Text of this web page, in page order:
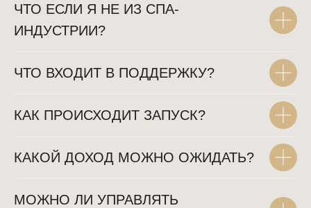
ЧТО ЕСЛИ Я НЕ ИЗ СПА-
ИНДУСТРИИ?
ЧТО ВХОДИТ В ПОДДЕРЖКУ?
КАК ПРОИСХОДИТ ЗАПУСК?
КАКОЙ ДОХОД МОЖНО ОЖИДАТЬ?
МОЖНО ЛИ УПРАВЛЯТЬ